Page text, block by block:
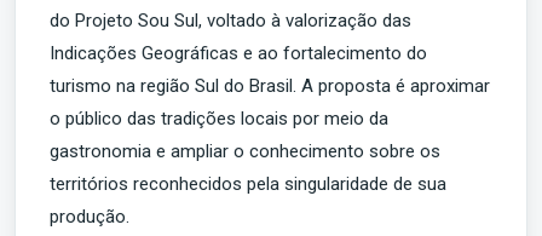
do Projeto Sou Sul, voltado à valorização das
Indicações Geográficas e ao fortalecimento do
turismo na região Sul do Brasil. A proposta é aproximar
o público das tradições locais por meio da
gastronomia e ampliar o conhecimento sobre os
territórios reconhecidos pela singularidade de sua
produção.